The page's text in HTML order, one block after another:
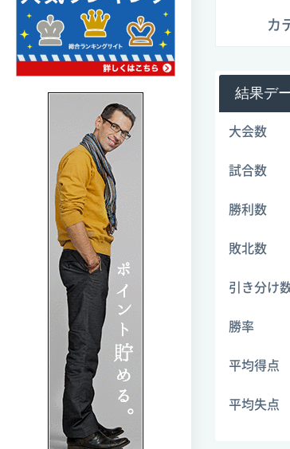
カ
結果デ
大会数
試合数
勝利数
敗北数
引き分け
勝率
平均得点
平均失点